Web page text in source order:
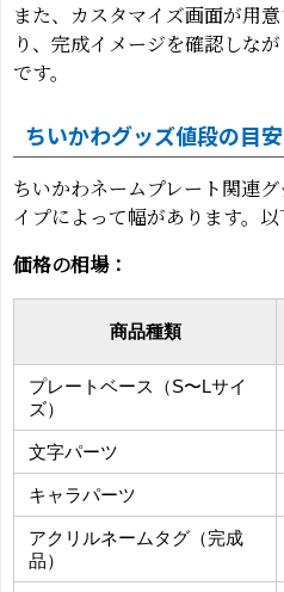
また、カスタマイズ画面が用
り、完成イメージを確認しな
です。
ちいかわグッズ値段の目
ちいかわネームプレート関連
イプによって幅があります。以
価格の相場：
商品種類
プレートベース（S〜Lサイ
ズ）
文字パーツ
キャラパーツ
アクリルネームタグ（完成
品）